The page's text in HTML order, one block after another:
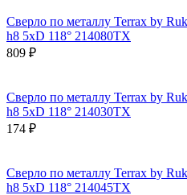
Сверло по металлу Terrax by
h8 5xD 118° 214080TX
809 ₽
Сверло по металлу Terrax by
h8 5xD 118° 214030TX
174 ₽
Сверло по металлу Terrax by
h8 5xD 118° 214045TX